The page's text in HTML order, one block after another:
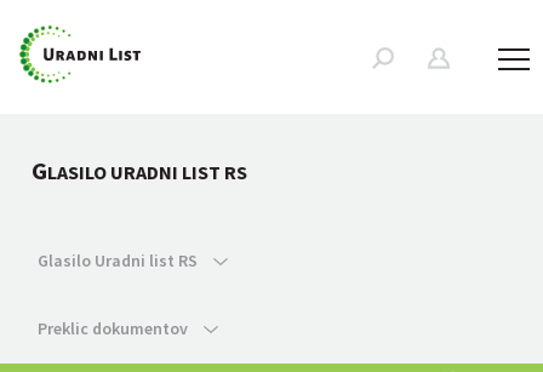
GLASILO URADNI LIST RS
Glasilo Uradni list RS
Preklic dokumentov